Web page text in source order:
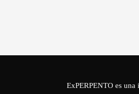
ExPERPENTO es una